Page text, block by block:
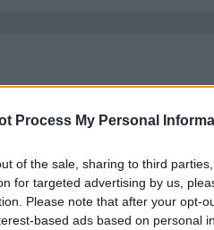
Process My Personal
of the sale, sharing to third
for targeted advertising by us,
Please note that after your opt-
based ads based on personal